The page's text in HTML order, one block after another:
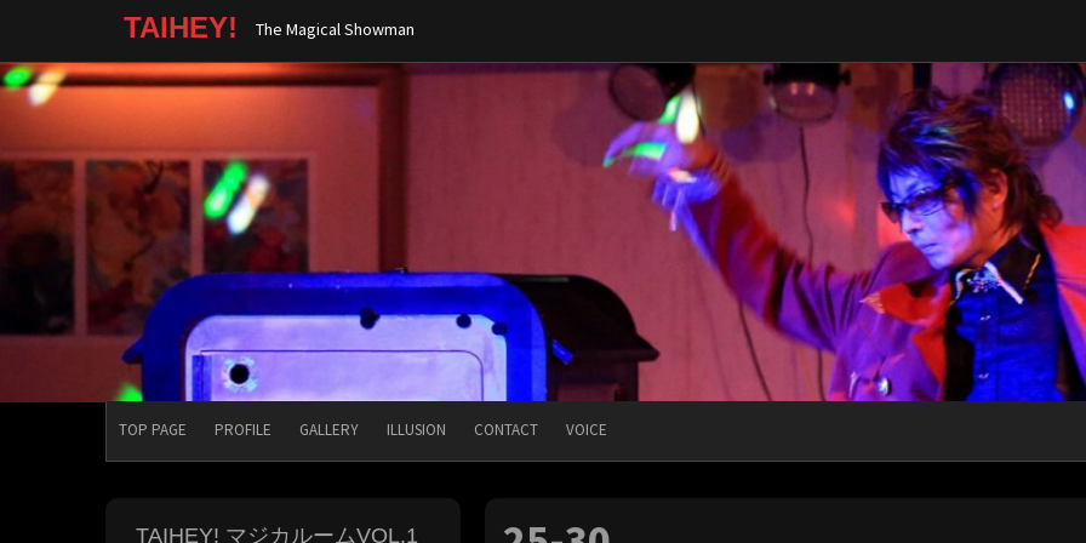
テ
ン
ス
ッ
TAIHEY! The Magical Showman
TOP PAGE PROFILE GALLERY ILLUSION CONTACT VOICE
TAIHEY! マジカルームVOL.1